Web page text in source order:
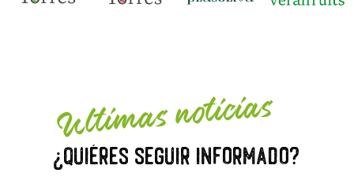
Ultimas noticias
¿Quiéres seguir informado?